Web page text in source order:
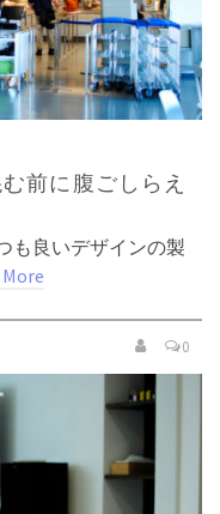
前に腹ごしらえ
も良いデザインの製
0